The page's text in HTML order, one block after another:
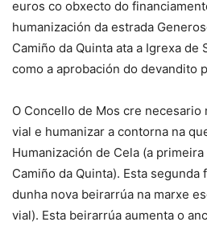
euros co obxecto do
humanización da estrada
Camiño da Quinta ata a Igrexa de
como a aprobación do devandito
O Concello de Mos cre
vial e humanizar a contorna na
Humanización de Cela (a
Camiño da Quinta). Esta
dunha nova beirarrúa na marxe
vial). Esta beirarrúa aumenta o